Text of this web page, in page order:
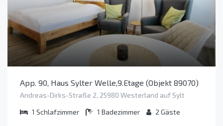
App. 90, Haus Sylter Welle,9.Etage (Objekt 89070)
Andreas-Dirks-Straße 2, 25980 Westerland auf Sylt
1 Schlafzimmer 1 Badezimmer 2 Gäste